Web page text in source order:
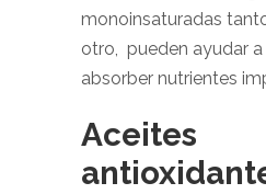
monoinsaturadas
otro, pueden ayudar
absorber nutrientes
Aceites